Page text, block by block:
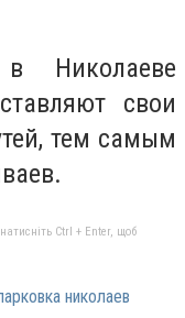
Николаеве
свои
тем самым
Ctrl + Enter, щоб
николаев